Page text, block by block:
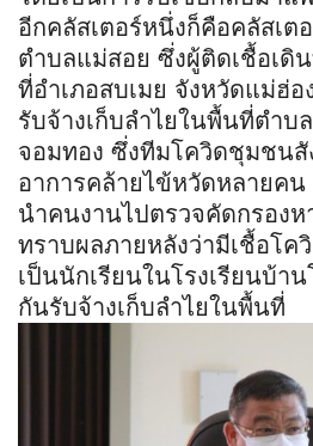
อีกคลัสเตอร์หนึ่งก็คือคลัสเต
ตำบลแม่สอย ซึ่งผู้ติดเชื้อเดิ
ที่อำเภอสบเมย จังหวัดแม่ฮ่อ
รับจ้างเก็บลำไยในพื้นที่ตำบ
จอมทอง ซึ่งทีมโควิดชุมชนสั
อาการคล้ายไข้หวัดหลายคน
นำคนงานไปตรวจคัดกรองห
ทราบผลภายหลังว่ามีเชื้อโค
เป็นนักเรียนในโรงเรียนบ้า
กันรับจ้างเก็บลำไยในพื้นที่